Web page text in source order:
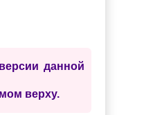
данной
верху.